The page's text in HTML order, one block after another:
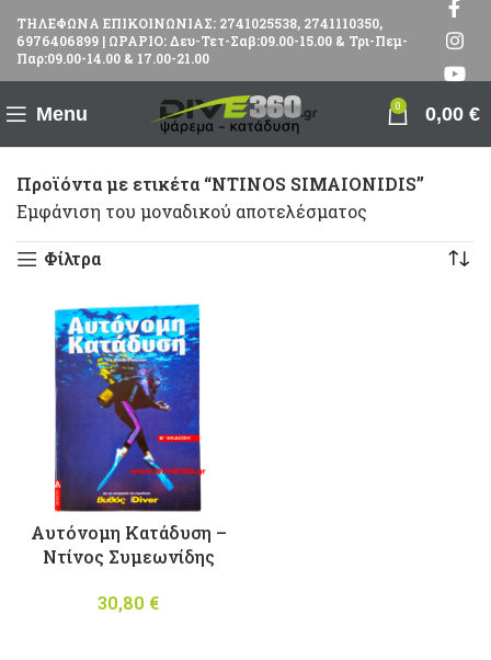
ΤΗΛΕΦΩΝΑ ΕΠΙΚΟΙΝΩΝΙΑΣ: 2741025538, 2741110350,
6976406899 | ΩΡΑΡΙΟ: Δευ-Τετ-Σαβ:09.00-15.00 & Τρι-Πεμ-
Παρ:09.00-14.00 & 17.00-21.00
Menu 0 0,00 €
Προϊόντα με ετικέτα “NTINOS SIMAIONIDIS”
Εμφάνιση του μοναδικού αποτελέσματος
Φίλτρα
Aυτόνομη Κατάδυση –
Nτίνος Συμεωνίδης
30,80 €